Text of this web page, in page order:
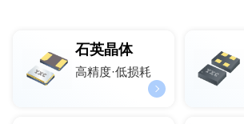
石英晶体
高精度·低损耗